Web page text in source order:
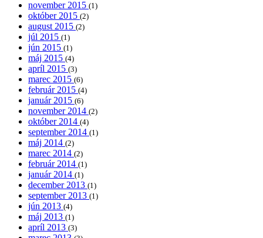
november 2015 (1)
október 2015 (2)
august 2015 (2)
júl 2015 (1)
jún 2015 (1)
máj 2015 (4)
apríl 2015 (3)
marec 2015 (6)
február 2015 (4)
január 2015 (6)
november 2014 (2)
október 2014 (4)
september 2014 (1)
máj 2014 (2)
marec 2014 (2)
február 2014 (1)
január 2014 (1)
december 2013 (1)
september 2013 (1)
jún 2013 (4)
máj 2013 (1)
apríl 2013 (3)